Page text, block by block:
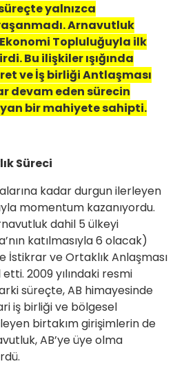
yalnızca
Arnavutluk
Topluluğuyla ilk
Bu ilişkiler ışığında
ve İş birliği Antlaşması
devam eden sürecin
bir mahiyete sahipti.
Süreci
kadar durgun ilerleyen
momentum kazanıyordu.
dahil 5 ülkeyi
katılmasıyla 6 olacak)
İstikrar ve Ortaklık Anlaşması
2009 yılındaki resmi
süreçte, AB himayesinde
iş birliği ve bölgesel
birtakım girişimlerin de
AB’ye üye olma